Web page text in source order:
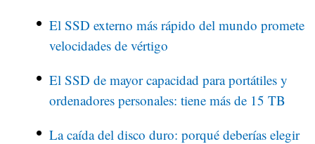
El SSD externo más rápido del mundo promete
velocidades de vértigo
El SSD de mayor capacidad para portátiles y
ordenadores personales: tiene más de 15 TB
La caída del disco duro: porqué deberías elegir